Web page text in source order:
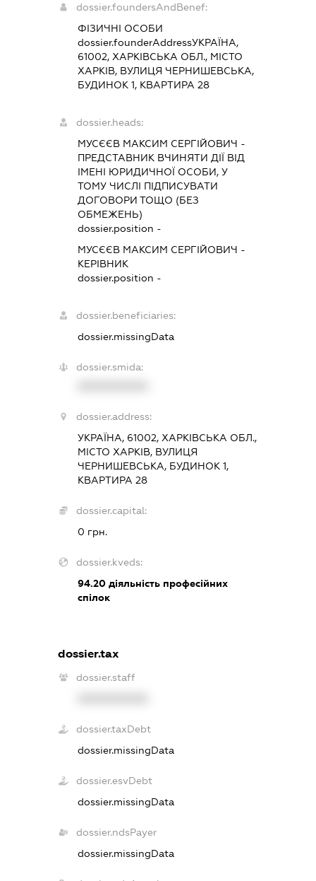
dossier.foundersAndBenef:
ФІЗИЧНІ ОСОБИ
dossier.founderAddressУКРАЇНА,
61002, ХАРКІВСЬКА ОБЛ., МІСТО
ХАРКІВ, ВУЛИЦЯ ЧЕРНИШЕВСЬКА,
БУДИНОК 1, КВАРТИРА 28
dossier.heads:
МУСЄЄВ МАКСИМ СЕРГІЙОВИЧ -
ПРЕДСТАВНИК ВЧИНЯТИ ДІЇ ВІД
ІМЕНІ ЮРИДИЧНОЇ ОСОБИ, У
ТОМУ ЧИСЛІ ПІДПИСУВАТИ
ДОГОВОРИ ТОЩО (БЕЗ
ОБМЕЖЕНЬ)
dossier.position -
МУСЄЄВ МАКСИМ СЕРГІЙОВИЧ -
КЕРІВНИК
dossier.position -
dossier.beneficiaries:
dossier.missingData
dossier.smida:
dossier.address:
УКРАЇНА, 61002, ХАРКІВСЬКА ОБЛ.,
МІСТО ХАРКІВ, ВУЛИЦЯ
ЧЕРНИШЕВСЬКА, БУДИНОК 1,
КВАРТИРА 28
dossier.capital:
0 грн.
dossier.kveds:
94.20 діяльність професійних
спілок
dossier.tax
dossier.staff
dossier.taxDebt
dossier.missingData
dossier.esvDebt
dossier.missingData
dossier.ndsPayer
dossier.missingData